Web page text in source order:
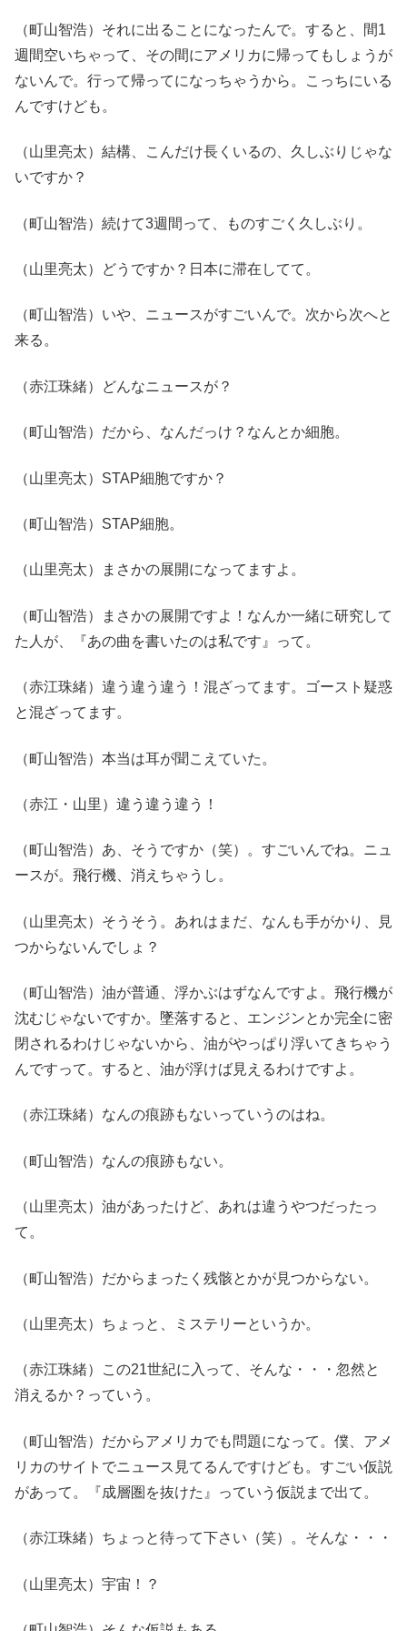
（町山智浩）それに出ることになったんで。すると、間1
週間空いちゃって、その間にアメリカに帰ってもしょうが
ないんで。行って帰ってになっちゃうから。こっちにいる
んですけども。
（山里亮太）結構、こんだけ長くいるの、久しぶりじゃな
いですか？
（町山智浩）続けて3週間って、ものすごく久しぶり。
（山里亮太）どうですか？日本に滞在してて。
（町山智浩）いや、ニュースがすごいんで。次から次へと
来る。
（赤江珠緒）どんなニュースが？
（町山智浩）だから、なんだっけ？なんとか細胞。
（山里亮太）STAP細胞ですか？
（町山智浩）STAP細胞。
（山里亮太）まさかの展開になってますよ。
（町山智浩）まさかの展開ですよ！なんか一緒に研究して
た人が、『あの曲を書いたのは私です』って。
（赤江珠緒）違う違う違う！混ざってます。ゴースト疑惑
と混ざってます。
（町山智浩）本当は耳が聞こえていた。
（赤江・山里）違う違う違う！
（町山智浩）あ、そうですか（笑）。すごいんでね。ニュ
ースが。飛行機、消えちゃうし。
（山里亮太）そうそう。あれはまだ、なんも手がかり、見
つからないんでしょ？
（町山智浩）油が普通、浮かぶはずなんですよ。飛行機が
沈むじゃないですか。墜落すると、エンジンとか完全に密
閉されるわけじゃないから、油がやっぱり浮いてきちゃう
んですって。すると、油が浮けば見えるわけですよ。
（赤江珠緒）なんの痕跡もないっていうのはね。
（町山智浩）なんの痕跡もない。
（山里亮太）油があったけど、あれは違うやつだったっ
て。
（町山智浩）だからまったく残骸とかが見つからない。
（山里亮太）ちょっと、ミステリーというか。
（赤江珠緒）この21世紀に入って、そんな・・・忽然と
消えるか？っていう。
（町山智浩）だからアメリカでも問題になって。僕、アメ
リカのサイトでニュース見てるんですけども。すごい仮説
があって。『成層圏を抜けた』っていう仮説まで出て。
（赤江珠緒）ちょっと待って下さい（笑）。そんな・・・
（山里亮太）宇宙！？